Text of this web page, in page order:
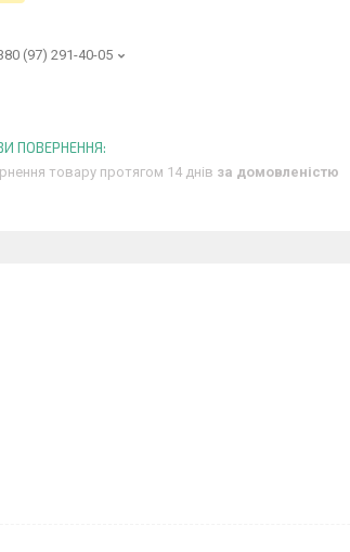
(97) 291-40-05
товару протягом 14 днів за домовленістю